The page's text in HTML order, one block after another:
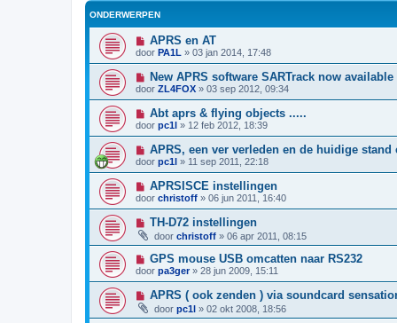
ONDERWERPEN
APRS en AT
door PA1L » 03 jan 2014, 17:48
New APRS software SARTrack now available
door ZL4FOX » 03 sep 2012, 09:34
Abt aprs & flying objects .....
door pc1l » 12 feb 2012, 18:39
APRS, een ver verleden en de huidige stand
door pc1l » 11 sep 2011, 22:18
APRSISCE instellingen
door christoff » 06 jun 2011, 16:40
TH-D72 instellingen
door christoff » 06 apr 2011, 08:15
GPS mouse USB omcatten naar RS232
door pa3ger» 28 jun 2009, 15:11
APRS ( ook zenden ) via soundcard
door pc1l » 02 okt 2008, 18:56